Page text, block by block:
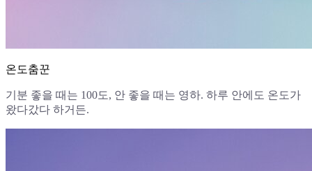
온도춤꾼
기분 좋을 때는 100도, 안 좋을 때는 영하. 하루 안에도 온도가
왔다갔다 하거든.